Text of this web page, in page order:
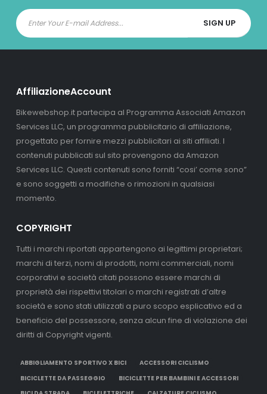
AffiliazioneAccount
Bikewebshop.it partecipa al Programma Associati Amazon
Services LLC, un programma pubblicitario di affiliazione,
progettato per fornire mezzi pubblicitari ai siti affiliati. I
contenuti pubblicati sul sito provengono da Amazon
Services LLC. Questi contenuti sono forniti “cosi’ come sono”
e sono soggetti a modifiche o rimozioni in qualsiasi
momento.
COPYRIGHT
Tutti i marchi riportati appartengono ai legittimi proprietari;
marchi di terzi, nomi di prodotti, nomi commerciali, nomi
corporativi e società citati possono essere marchi di
proprietà dei rispettivi titolari o marchi registrati d’altre
società e sono stati utilizzati a puro scopo esplicativo ed a
beneficio del possessore, senza alcun fine di violazione dei
diritti di Copyright vigenti.
ABBIGLIAMENTO SPORTIVO X BICI
ACCESSORI CICLISMO
BICICLETTE DA PASSEGGIO
BICICLETTE PER BAMBINI E ACCESSORI